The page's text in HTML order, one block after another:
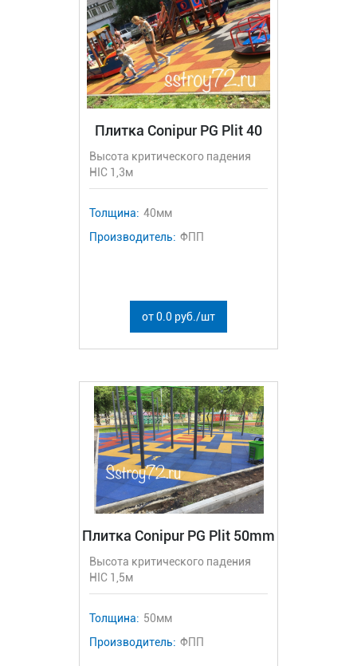
Плитка Conipur PG Plit 40
Высота критического падения
HIC 1,3м
Толщина: 40мм
Производитель: ФПП
от 0.0 руб./шт
Плитка Conipur PG Plit 50mm
Высота критического падения
HIC 1,5м
Толщина: 50мм
Производитель: ФПП